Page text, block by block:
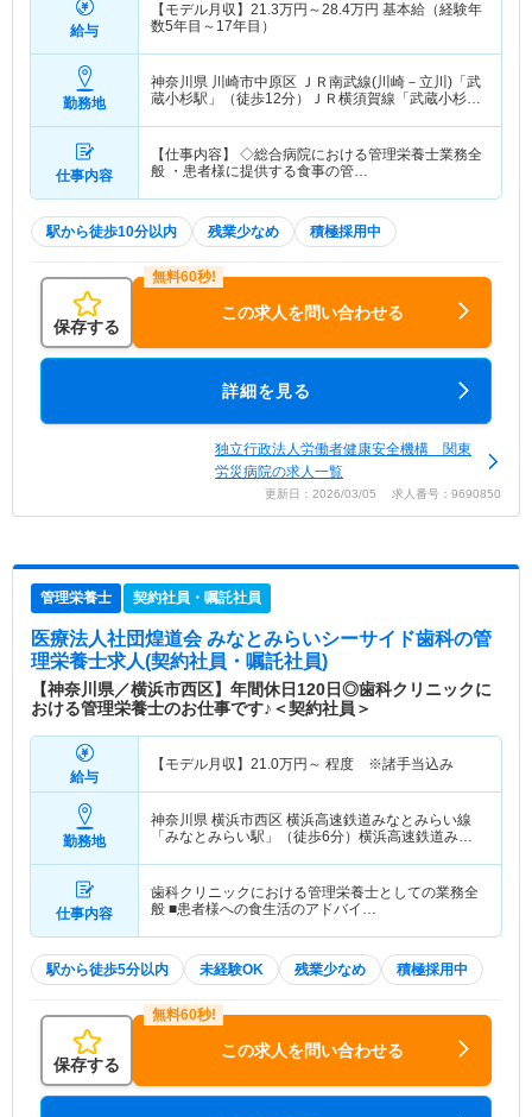
給与
【モデル月収】 21.3万円～28.4万円 基本給（経験年
数5年目～17年目）
勤務地
神奈川県 川崎市中原区 ＪＲ南武線(川崎－立川)「武
蔵小杉駅」（徒歩12分）ＪＲ横須賀線「武蔵小杉
仕事内容
【仕事内容】 ◇総合病院における管理栄養士業務全
般 ・患者様に提供する食事の管…
駅から徒歩10分以内 残業少なめ 積極採用中
保存する
この求人を問い合わせる
詳細を見る
独立行政法人労働者健康安全機構 関東
労災病院の求人一覧
更新日：2026/03/05 求人番号：9690850
管理栄養士 契約社員・嘱託社員
医療法人社団煌道会 みなとみらいシーサイド歯科の管
理栄養士求人(契約社員・嘱託社員)
【神奈川県／横浜市西区】年間休日120日◎歯科クリニックに
おける管理栄養士のお仕事です♪＜契約社員＞
給与
【モデル月収】 21.0万円～ 程度 ※諸手当込み
勤務地
神奈川県 横浜市西区 横浜高速鉄道みなとみらい線
「みなとみらい駅」（徒歩6分）横浜高速鉄道みな
仕事内容
歯科クリニックにおける管理栄養士としての業務全
般 ■患者様への食生活のアドバイ…
駅から徒歩5分以内 未経験OK 残業少なめ 積極採用中
保存する
この求人を問い合わせる